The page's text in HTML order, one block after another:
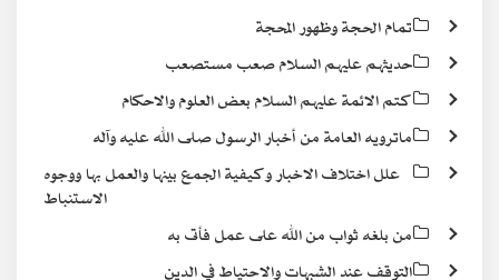
تمام الحجة وظهور المحجة
حديثهم عليهم السلام صعب مستصعب
كتم الائمة عليهم السلام بعض العلوم والاحكام
ماترويه العامة من أخبار الرسول صلى الله عليه وآله
علل اختلاف الاخبار وكيفية الجمع بينها والعمل بها ووجوه
الاستنباط
من بلغه ثواب من الله على عمل فأتى به
التوقف عند الشبهات والاحتياط في الدين